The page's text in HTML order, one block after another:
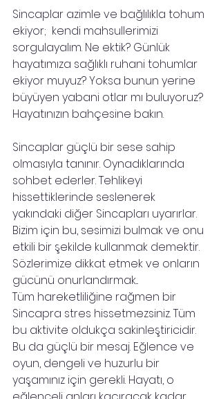
Sincaplar azimle ve bağlılıkla tohum
ekiyor;  kendi mahsullerimizi
sorgulayalım. Ne ektik? Günlük
hayatımıza sağlıklı ruhani tohumlar
ekiyor muyuz? Yoksa bunun yerine
büyüyen yabani otlar mı buluyoruz?
Hayatınızın bahçesine bakın.
Sincaplar güçlü bir sese sahip
olmasıyla tanınır. Oynadıklarında
sohbet ederler. Tehlikeyi
hissettiklerinde seslenerek
yakındaki diğer Sincapları uyarırlar.
Bizim için bu, sesimizi bulmak ve onu
etkili bir şekilde kullanmak demektir.
Sözlerimize dikkat etmek ve onların
gücünü onurlandırmak...
Tüm hareketliliğine rağmen bir
Sincapra stres hissetmezsiniz. Tüm
bu aktivite oldukça sakinleştiricidir.
Bu da güçlü bir mesaj. Eğlence ve
oyun, dengeli ve huzurlu bir
yaşamınız için gerekli. Hayatı, o